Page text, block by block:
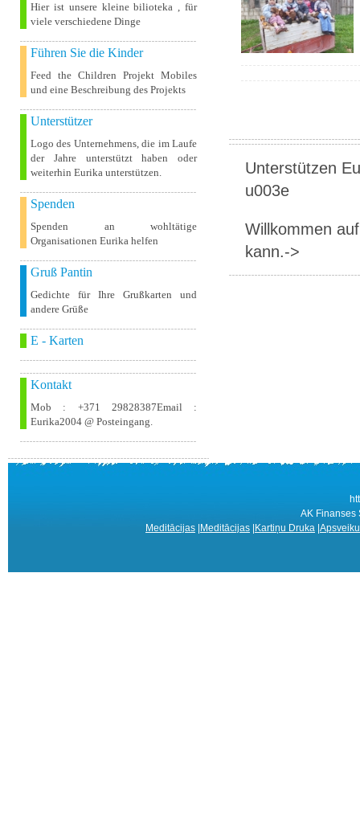
Hier ist unsere kleine bilioteka , für
viele verschiedene Dinge
Führen Sie die Kinder
Feed the Children Projekt Mobiles
und eine Beschreibung des Projekts
Unterstützer
Logo des Unternehmens, die im Laufe
der Jahre unterstützt haben oder
weiterhin Eurika unterstützen.
Spenden
Spenden an wohltätige
Organisationen Eurika helfen
Gruß Pantin
Gedichte für Ihre Grußkarten und
andere Grüße
E - Karten
Kontakt
Mob : +371 29828387Email :
Eurika2004 @ Posteingang.
Unterstützen
u003e
Willkommen
kann.->
AK Finanses
Meditācijas Meditācijas Kartiņu Druka